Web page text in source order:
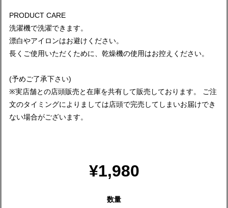
PRODUCT CARE
洗濯機で洗濯できます。
漂白やアイロンはお避けください。
長くご使用いただくために、乾燥機の使用はお控えください。
(予めご了承下さい)
※実店舗との店頭販売と在庫を共有して販売しております。 ご注
文のタイミングによりましては店頭で完売してしまいお届けでき
ない場合がございます。
¥1,980
数量